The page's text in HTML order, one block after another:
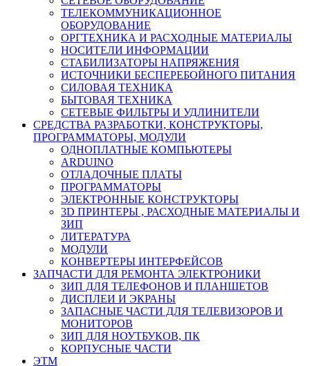
ТЕЛЕКОММУНИКАЦИОННОЕ
ОБОРУДОВАНИЕ
ОРГТЕХНИКА И РАСХОДНЫЕ МАТЕРИАЛЫ
НОСИТЕЛИ ИНФОРМАЦИИ
СТАБИЛИЗАТОРЫ НАПРЯЖЕНИЯ
ИСТОЧНИКИ БЕСПЕРЕБОЙНОГО ПИТАНИЯ
СИЛОВАЯ ТЕХНИКА
БЫТОВАЯ ТЕХНИКА
СЕТЕВЫЕ ФИЛЬТРЫ И УДЛИНИТЕЛИ
СРЕДСТВА РАЗРАБОТКИ, КОНСТРУКТОРЫ,
ПРОГРАММАТОРЫ, МОДУЛИ
ОДНОПЛАТНЫЕ КОМПЬЮТЕРЫ
ARDUINO
ОТЛАДОЧНЫЕ ПЛАТЫ
ПРОГРАММАТОРЫ
ЭЛЕКТРОННЫЕ КОНСТРУКТОРЫ
3D ПРИНТЕРЫ , РАСХОДНЫЕ МАТЕРИАЛЫ И
ЗИП
ЛИТЕРАТУРА
МОДУЛИ
КОНВЕРТЕРЫ ИНТЕРФЕЙСОВ
ЗАПЧАСТИ ДЛЯ РЕМОНТА ЭЛЕКТРОНИКИ
ЗИП ДЛЯ ТЕЛЕФОНОВ И ПЛАНШЕТОВ
ДИСПЛЕИ И ЭКРАНЫ
ЗАПАСНЫЕ ЧАСТИ ДЛЯ ТЕЛЕВИЗОРОВ И
МОНИТОРОВ
ЗИП ДЛЯ НОУТБУКОВ, ПК
КОРПУСНЫЕ ЧАСТИ
ЭТМ